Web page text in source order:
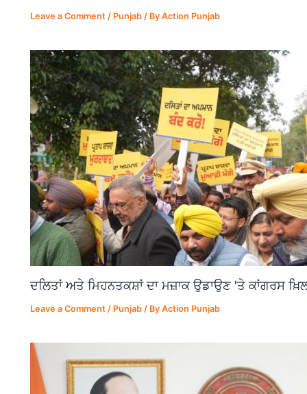
Leave a Comment / Punjab / ByAction Punjab
ਦਲਿਤਾਂ ਅਤੇ ਮਿਹਨਤਕਸ਼ਾਂ ਦਾ ਮਜ਼ਾਕ ਉਡਾਉਣ 'ਤੇ ਕਾਂਗਰਸ
Leave a Comment / Punjab / ByAction Punjab